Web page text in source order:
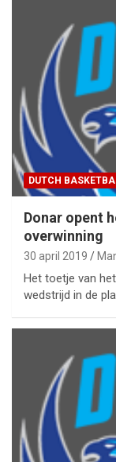
DUTCH
Donar opent
overwinning
30 april 2019
Het toetje van
wedstrijd in de